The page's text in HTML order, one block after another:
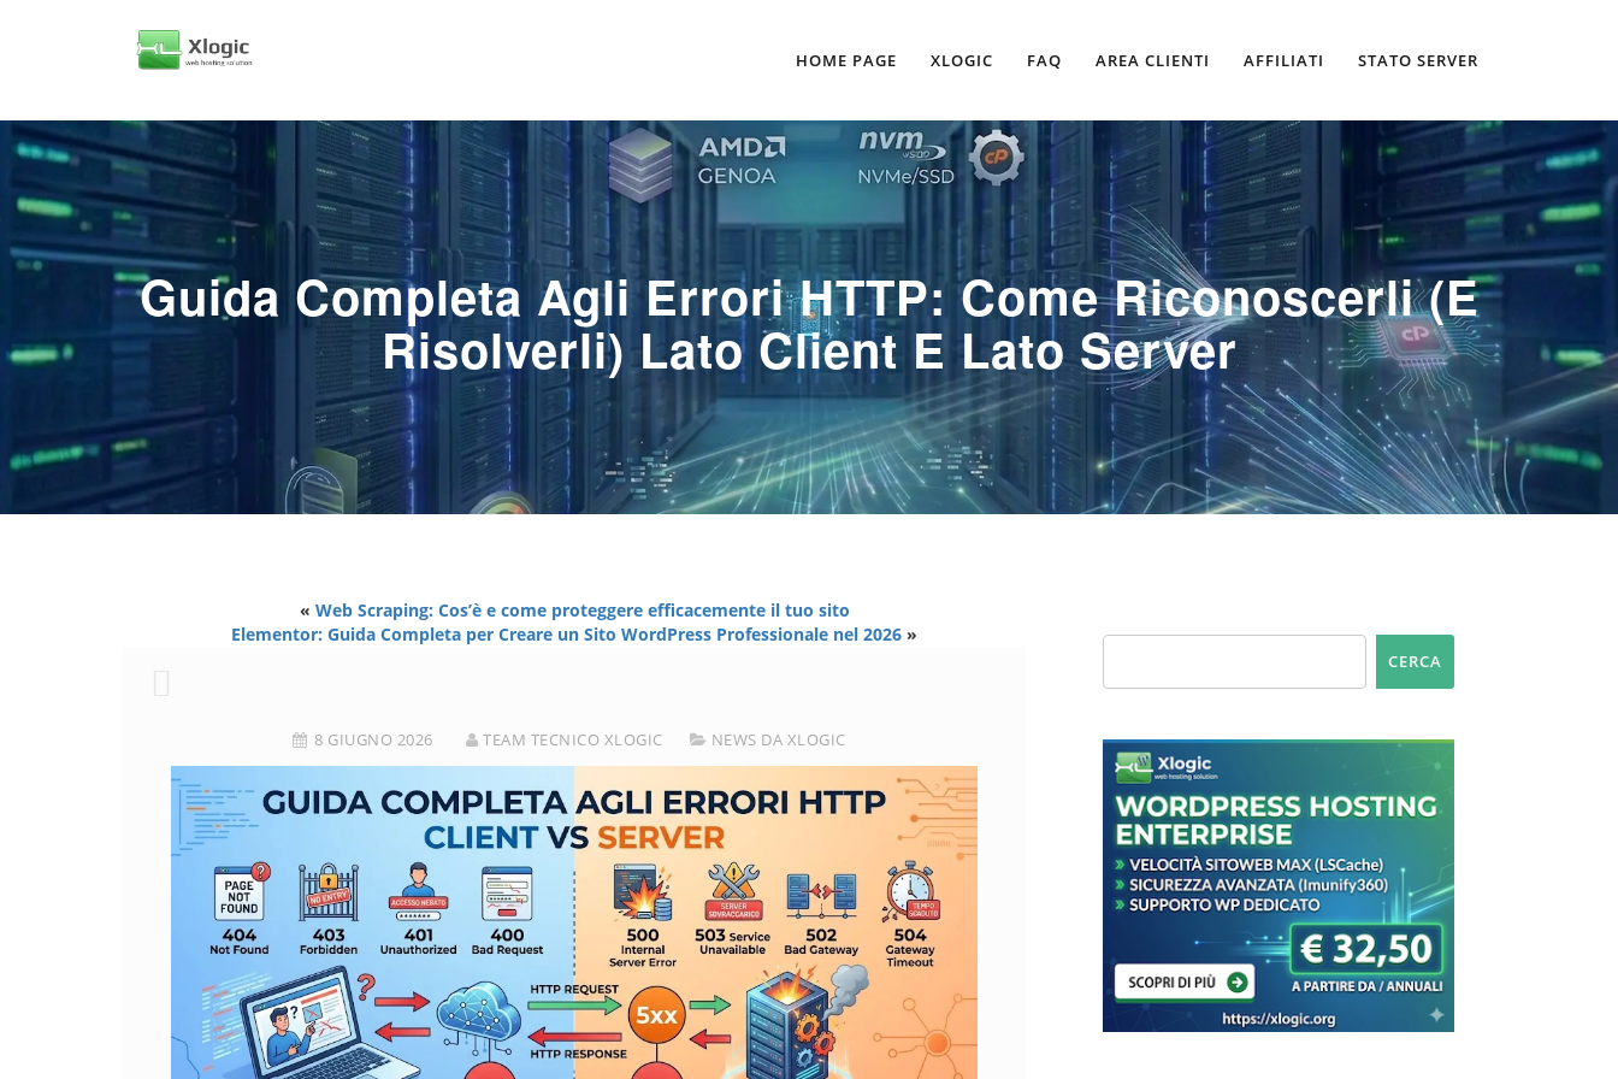
HOME PAGE XLOGIC FAQ AREA CLIENTI AFFILIATI STATO SERVER
Guida Completa Agli Errori HTTP: Come Riconoscerli (e
Risolverli) Lato Client E Lato Server
« Web Scraping: Cos’è e come proteggere efficacemente il tuo sito
Elementor: Guida Completa per Creare un Sito WordPress Professionale nel 2026 »
8 GIUGNO 2026 TEAM TECNICO XLOGIC NEWS DA XLOGIC